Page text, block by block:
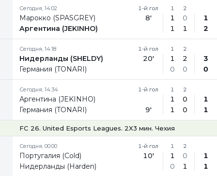
Сегодня, 14:02
Марокко (SPASGREY)
Аргентина (JEKINHO)
1-й гол
8'
1
1
1
2
0
1
1
2
Сегодня, 14:18
Нидерланды (SHELDY)
Германия (TONARI)
1-й гол
20'
1
1
0
2
2
0
3
0
Сегодня, 14:34
Аргентина (JEKINHO)
Германия (TONARI)
1-й гол
9'
1
1
1
2
0
0
1
1
FC 26. United Esports Leagues. 2X3 мин. Чехия
Сегодня, 00:00
Португалия (Cold)
Нидерланды (Harden)
1-й гол
10'
1
1
0
2
0
1
1
1